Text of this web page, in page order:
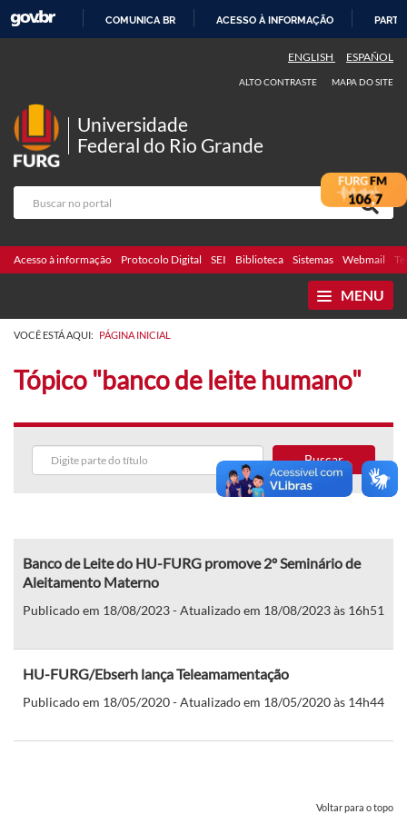
COMUNICA BR ACESSO À INFORMAÇÃO
ENGLISH ESPAÑOL
ALTO CONTRASTE MAPA DO SITE
Universidade
Federal do Rio Grande
Acesso à informação Protocolo Digital SEI Biblioteca Sistemas Webmail
MENU
VOCÊ ESTÁ AQUI: PÁGINA INICIAL
Tópico "banco de leite humano"
Buscar
Banco de Leite do HU-FURG promove 2º Seminário de
Aleitamento Materno
Publicado em 18/08/2023 - Atualizado em 18/08/2023 às 16h51
HU-FURG/Ebserh lança Teleamamentação
Publicado em 18/05/2020 - Atualizado em 18/05/2020 às 14h44
Voltar para o topo